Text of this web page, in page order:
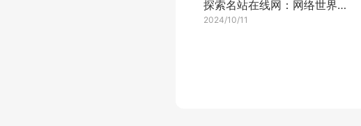
探索名站在线网：网络世界的导航灯塔
2024/10/11